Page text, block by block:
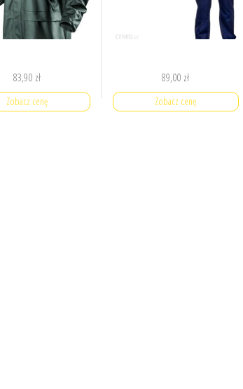
83,90 zł
Zobacz cenę
89,00 zł
Zobacz cenę